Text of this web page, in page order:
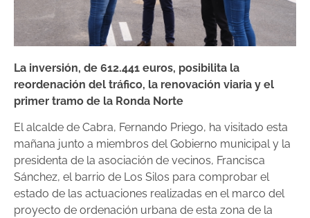
La inversión, de 612.441 euros, posibilita la
reordenación del tráfico, la renovación viaria y el
primer tramo de la Ronda Norte
El alcalde de Cabra, Fernando Priego, ha visitado esta
mañana junto a miembros del Gobierno municipal y la
presidenta de la asociación de vecinos, Francisca
Sánchez, el barrio de Los Silos para comprobar el
estado de las actuaciones realizadas en el marco del
proyecto de ordenación urbana de esta zona de la